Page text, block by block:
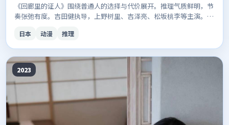
《回廊里的证人》围绕普通人的选择与代价展开。推理气质鲜明，节
奏张弛有度。吉田健执导，上野树里、吉泽亮、松坂桃李等主演。是
日本 动漫 推理
2023